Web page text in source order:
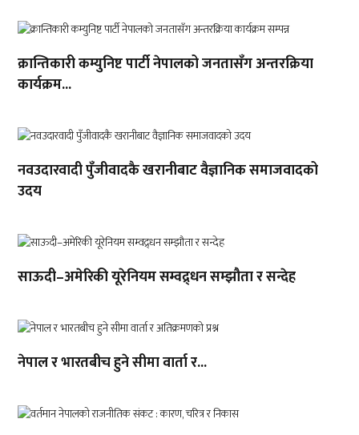
क्रान्तिकारी कम्युनिष्ट पार्टी नेपालको जनतासँग अन्तरक्रिया
कार्यक्रम...
नवउदारवादी पुँजीवादकै खरानीबाट वैज्ञानिक समाजवादको
उदय
साऊदी–अमेरिकी यूरेनियम सम्वद्र्धन सम्झौता र सन्देह
नेपाल र भारतबीच हुने सीमा वार्ता र...